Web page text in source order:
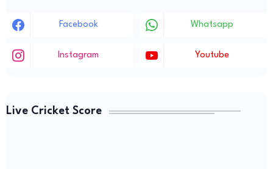
Facebook Whatsapp
Instagram Youtube
Live Cricket Score